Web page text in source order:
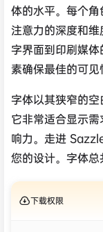
体的水平。每个
注意力的深度和
字界面到印刷媒
素确保最佳的可见
字体以其狭窄的空
它非常适合显示
响力。走进
您的设计。字体
下载权限